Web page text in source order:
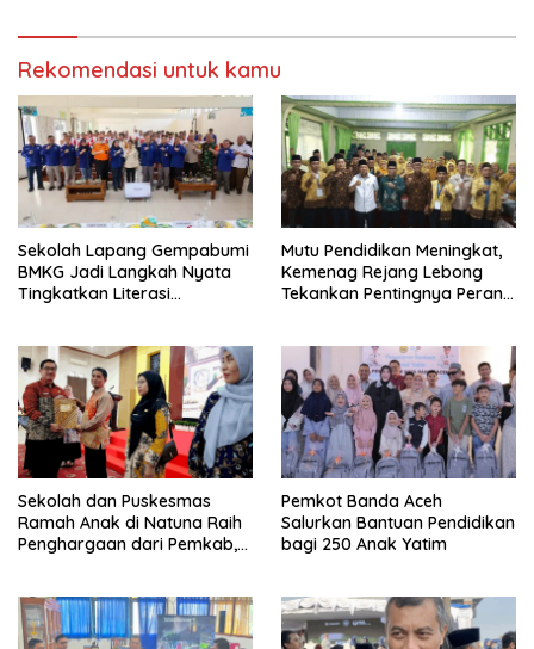
Rekomendasi untuk kamu
Sekolah Lapang Gempabumi
BMKG Jadi Langkah Nyata
Tingkatkan Literasi
Mutu Pendidikan Meningkat,
Kemenag Rejang Lebong
Tekankan Pentingnya Peran
Sekolah dan Puskesmas
Ramah Anak di Natuna Raih
Penghargaan dari Pemkab,
Pemkot Banda Aceh
Salurkan Bantuan Pendidikan
bagi 250 Anak Yatim